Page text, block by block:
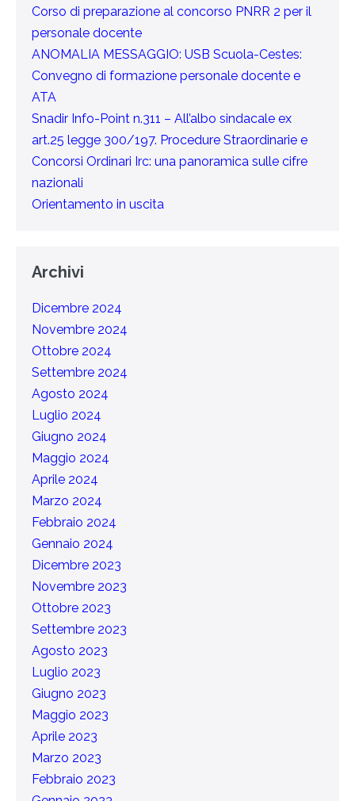
Corso di preparazione al concorso PNRR 2 per il
personale docente
ANOMALIA MESSAGGIO: USB Scuola-Cestes:
Convegno di formazione personale docente e
ATA
Snadir Info-Point n.311 – All’albo sindacale ex
art.25 legge 300/197. Procedure Straordinarie e
Concorsi Ordinari Irc: una panoramica sulle cifre
nazionali
Orientamento in uscita
Archivi
Dicembre 2024
Novembre 2024
Ottobre 2024
Settembre 2024
Agosto 2024
Luglio 2024
Giugno 2024
Maggio 2024
Aprile 2024
Marzo 2024
Febbraio 2024
Gennaio 2024
Dicembre 2023
Novembre 2023
Ottobre 2023
Settembre 2023
Agosto 2023
Luglio 2023
Giugno 2023
Maggio 2023
Aprile 2023
Marzo 2023
Febbraio 2023